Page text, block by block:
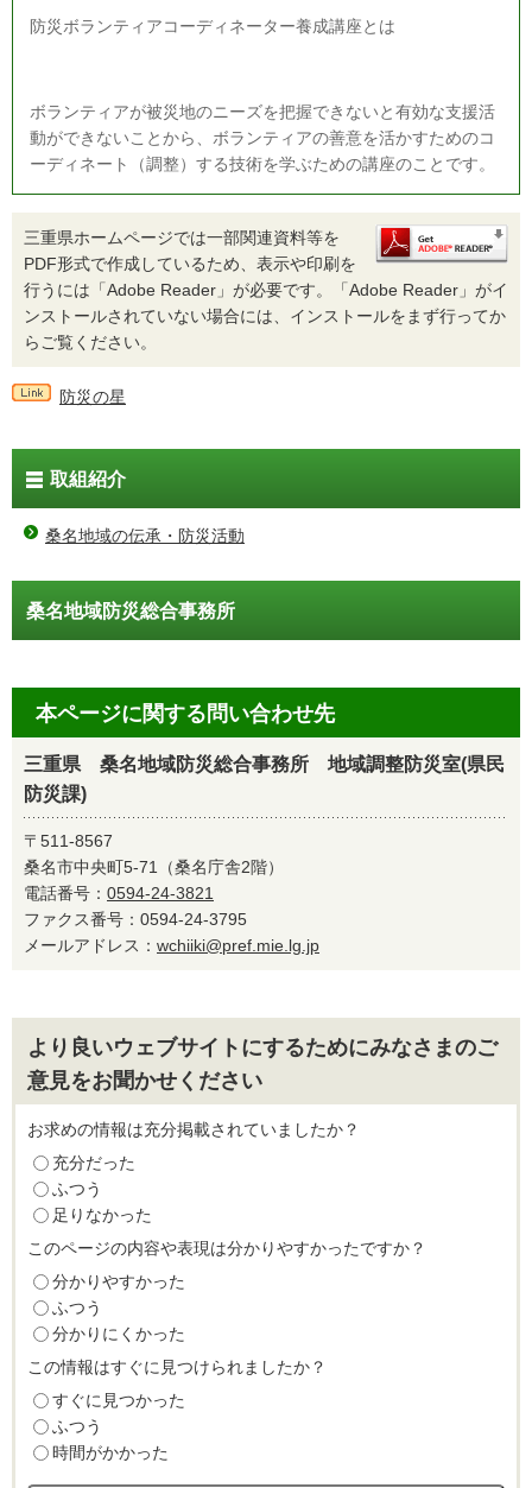
防災ボランティアコーディネーター養成講座とは
ボランティアが被災地のニーズを把握できないと有効な支援活
動ができないことから、ボランティアの善意を活かすためのコ
ーディネート（調整）する技術を学ぶための講座のことです。
三重県ホームページでは一部関連資料等を
PDF形式で作成しているため、表示や印刷を
行うには「Adobe Reader」が必要です。「Adobe Reader」がイ
ンストールされていない場合には、インストールをまず行ってか
らご覧ください。
防災の星
取組紹介
桑名地域の伝承・防災活動
桑名地域防災総合事務所
本ページに関する問い合わせ先
三重県 桑名地域防災総合事務所 地域調整防災室(県民
防災課)
〒511-8567
桑名市中央町5-71（桑名庁舎2階）
電話番号： 0594-24-3821
ファクス番号：0594-24-3795
メールアドレス： wchiiki@pref.mie.lg.jp
より良いウェブサイトにするためにみなさまのご
意見をお聞かせください
お求めの情報は充分掲載されていましたか？
充分だった
ふつう
足りなかった
このページの内容や表現は分かりやすかったですか？
分かりやすかった
ふつう
分かりにくかった
この情報はすぐに見つけられましたか？
すぐに見つかった
ふつう
時間がかかった